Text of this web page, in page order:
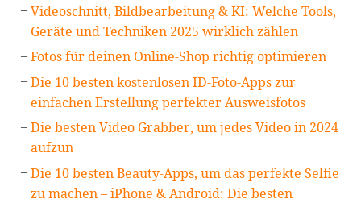
Videoschnitt, Bildbearbeitung & KI: Welche Tools,
Geräte und Techniken 2025 wirklich zählen
Fotos für deinen Online-Shop richtig optimieren
Die 10 besten kostenlosen ID-Foto-Apps zur
einfachen Erstellung perfekter Ausweisfotos
Die besten Video Grabber, um jedes Video in 2024
aufzun
Die 10 besten Beauty-Apps, um das perfekte Selfie
zu machen – iPhone & Android: Die besten